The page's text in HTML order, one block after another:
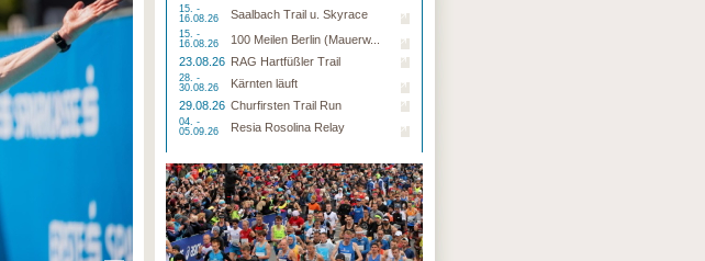
15. -
16.08.26
Saalbach Trail u. Skyrace
15. -
16.08.26
100 Meilen Berlin (Mauerw...
23.08.26 RAG Hartfüßler Trail
28. -
30.08.26
Kärnten läuft
29.08.26 Churfirsten Trail Run
04. -
05.09.26
Resia Rosolina Relay